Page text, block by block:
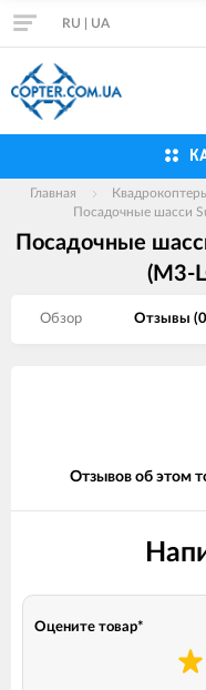
RU UA
Главная
Посадочные шасси
Посадочные
(M3-
Обзор Отзывы (0
Отзывов об этом
Оцените товар*